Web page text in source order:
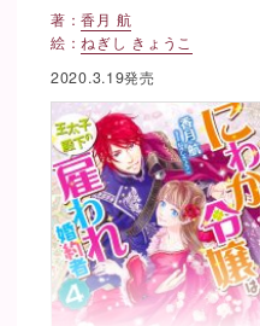
著：香月 航
絵：ねぎし きょうこ
2020.3.19発売